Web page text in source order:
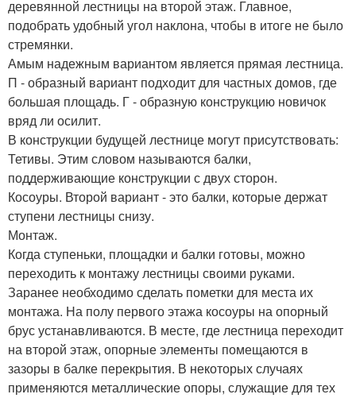
деревянной лестницы на второй этаж. Главное,
подобрать удобный угол наклона, чтобы в итоге не было
стремянки.
Амым надежным вариантом является прямая лестница.
П - образный вариант подходит для частных домов, где
большая площадь. Г - образную конструкцию новичок
вряд ли осилит.
В конструкции будущей лестнице могут присутствовать:
Тетивы. Этим словом называются балки,
поддерживающие конструкции с двух сторон.
Косоуры. Второй вариант - это балки, которые держат
ступени лестницы снизу.
Монтаж.
Когда ступеньки, площадки и балки готовы, можно
переходить к монтажу лестницы своими руками.
Заранее необходимо сделать пометки для места их
монтажа. На полу первого этажа косоуры на опорный
брус устанавливаются. В месте, где лестница переходит
на второй этаж, опорные элементы помещаются в
зазоры в балке перекрытия. В некоторых случаях
применяются металлические опоры, служащие для тех